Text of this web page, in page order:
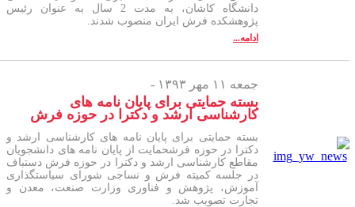
دانشگاه کاشان، به مدت 2 سال به عنوان رئیس
پژوهشکده فرش ایران منصوب شدند.
ادامه...
جمعه ۱۱ مهر ۱۳۹۳ -
بسته حمایتی برای پایان نامه های
کارشناسی ارشد و دکترا در حوزه فرش
بسته حمایتی برای پایان نامه های کارشناسی ارشد و
دکترا در حوزه فرشحمایت از پایان نامه های دانشجویان
مقاطع کارشناسی ارشد و دکترا در حوزه فرش دستباف
در جلسه کمیته فرش و نساجی شورای سیاستگذاری
آموزش، پژوهش و فناوری وزارت صنعت، معدن و
تجارت تصویب شد.